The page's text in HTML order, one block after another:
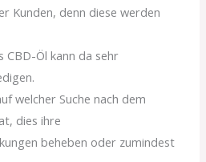
Kunden, denn diese werden
CBD-Öl kann da sehr
welcher Suche nach dem
dies ihre
beheben oder zumindest